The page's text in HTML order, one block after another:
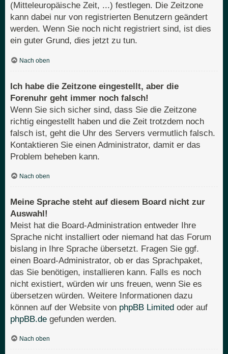
(Mitteleuropäische Zeit, ...) festlegen. Die Zeitzone
kann dabei nur von registrierten Benutzern geändert
werden. Wenn Sie noch nicht registriert sind, ist dies
ein guter Grund, dies jetzt zu tun.
Nach oben
Ich habe die Zeitzone eingestellt, aber die
Forenuhr geht immer noch falsch!
Wenn Sie sich sicher sind, dass Sie die Zeitzone
richtig eingestellt haben und die Zeit trotzdem noch
falsch ist, geht die Uhr des Servers vermutlich falsch.
Kontaktieren Sie einen Administrator, damit er das
Problem beheben kann.
Nach oben
Meine Sprache steht auf diesem Board nicht zur
Auswahl!
Meist hat die Board-Administration entweder Ihre
Sprache nicht installiert oder niemand hat das Forum
bislang in Ihre Sprache übersetzt. Fragen Sie ggf.
einen Board-Administrator, ob er das Sprachpaket,
das Sie benötigen, installieren kann. Falls es noch
nicht existiert, würden wir uns freuen, wenn Sie es
übersetzen würden. Weitere Informationen dazu
können auf der Website von phpBB Limited oder auf
phpBB.de gefunden werden.
Nach oben